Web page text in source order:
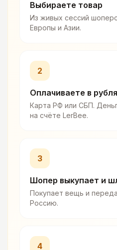
Выбираете товар
Из живых сессий
Европы и Азии.
2
Оплачиваете в
Карта РФ или СБП.
на счёте LerBee.
3
Шопер выкупает и
Покупает вещь и
Россию.
4